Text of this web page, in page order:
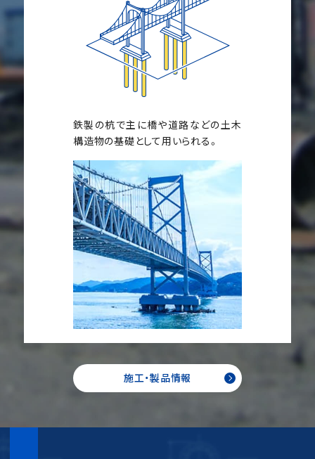
鉄製の杭で主に橋や道路などの土木
構造物の基礎として用いられる。
施工・製品情報